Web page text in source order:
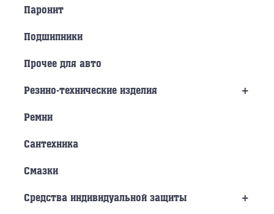
Паронит
Подшипники
Прочее для авто
+
Резино-технические изделия
Ремни
Сантехника
Смазки
+
Средства индивидуальной защиты